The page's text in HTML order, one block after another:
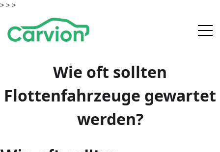
> > >
Wie oft sollten
Flottenfahrzeuge gewartet
werden?